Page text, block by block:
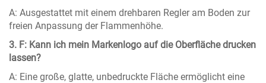
A: Ausgestattet mit einem drehbaren Regler am Boden zur
freien Anpassung der Flammenhöhe.
3. F: Kann ich mein Markenlogo auf die Oberfläche drucken
lassen?
A: Eine große, glatte, unbedruckte Fläche ermöglicht eine